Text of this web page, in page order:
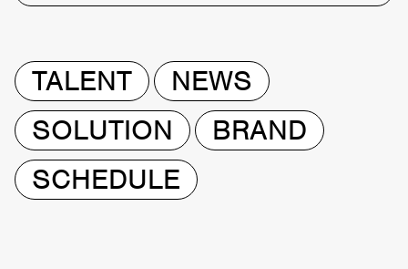
TALENT
NEWS
SOLUTION
BRAND
SCHEDULE